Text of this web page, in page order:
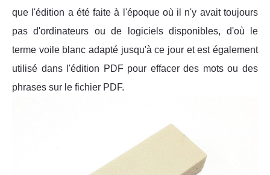
que l'édition a été faite à l'époque où il n'y avait toujours
pas d'ordinateurs ou de logiciels disponibles, d'où le
terme voile blanc adapté jusqu'à ce jour et est également
utilisé dans l'édition PDF pour effacer des mots ou des
phrases sur le fichier PDF.